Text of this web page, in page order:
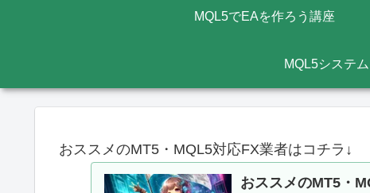
MQL5でEAを作ろう講座
MQL5システ
おススメのMT5・MQL5対応FX業者はコチラ↓
おススメのMT5・